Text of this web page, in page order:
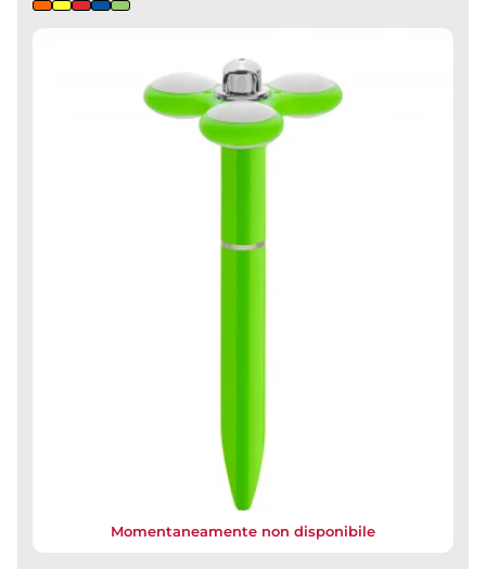
Momentaneamente non disponibile